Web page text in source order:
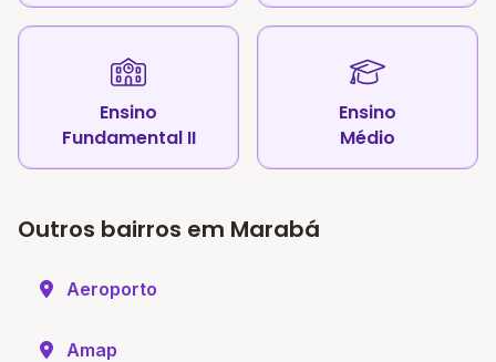
Ensino
Fundamental II
Ensino
Médio
Outros bairros em Marabá
Aeroporto
Amap